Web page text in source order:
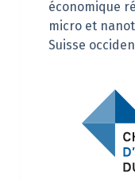
économique
micro et
Suisse